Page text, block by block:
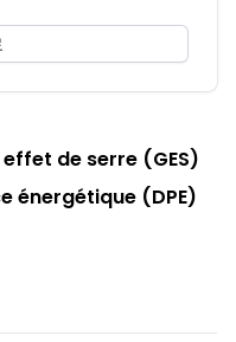
de serre (GES)
énergétique (DPE)